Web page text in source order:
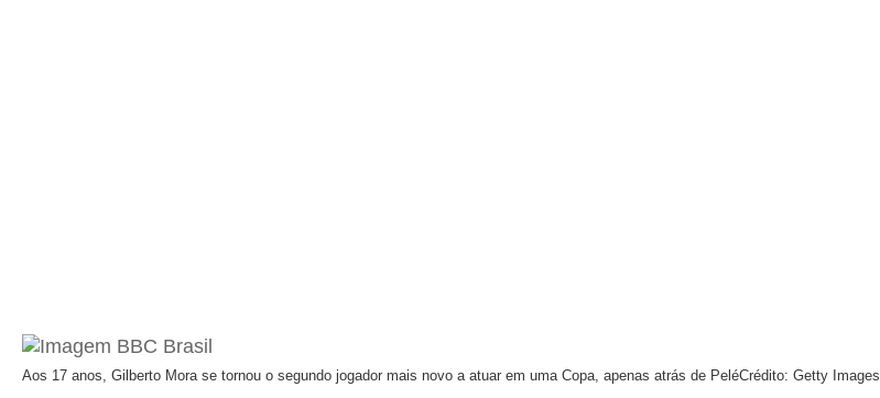
Aos 17 anos, Gilberto Mora se tornou o segundo jogador mais novo a atuar em uma Copa, apenas atrás de PeléCrédito: Getty Images